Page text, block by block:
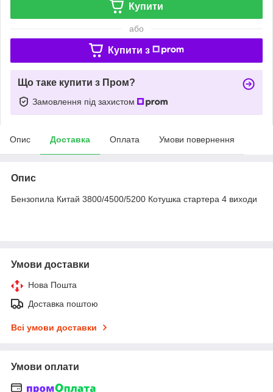
Купити
або
Купити з
Що таке купити з Пром?
Замовлення під захистом
Опис Доставка Оплата Умови повернення
Опис
Бензопила Китай 3800/4500/5200 Котушка стартера 4 виходи
Умови доставки
Нова Пошта
Доставка поштою
Всі умови доставки
Умови оплати